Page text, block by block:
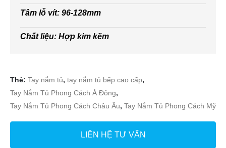
Tâm lỗ vít: 96-128mm
Chất liệu: Hợp kim kẽm
Thẻ: Tay nắm tủ, tay nắm tủ bếp cao cấp,
Tay Nắm Tủ Phong Cách Á Đông,
Tay Nắm Tủ Phong Cách Châu Âu, Tay Nắm Tủ Phong Cách Mỹ
LIÊN HỆ TƯ VẤN